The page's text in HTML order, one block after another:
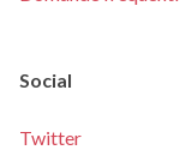
Social
Twitter